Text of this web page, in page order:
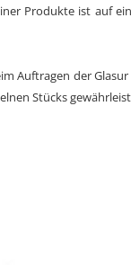
Produkte ist auf
Auftragen der
Stücks